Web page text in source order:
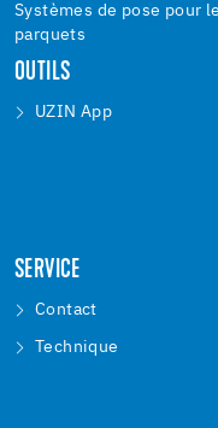
Systèmes de pose pour
parquets
OUTILS
UZIN App
SERVICE
Contact
Technique